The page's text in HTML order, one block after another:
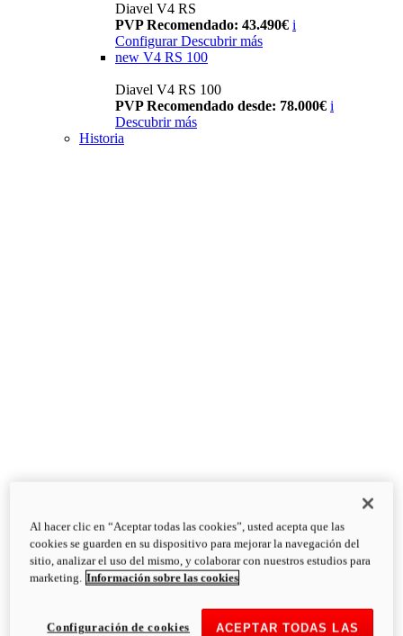
Diavel V4 RS
PVP Recomendado: 43.490€ i
Configurar Descubrir más
new V4 RS 100
Diavel V4 RS 100
PVP Recomendado desde: 78.000€ i
Descubrir más
Historia
Al hacer clic en “Aceptar todas las cookies”, usted acepta que las
cookies se guarden en su dispositivo para mejorar la navegación del
sitio, analizar el uso del mismo, y colaborar con nuestros estudios para
marketing. Información sobre las cookies
ACEPTAR TODAS LAS
Configuración de cookies